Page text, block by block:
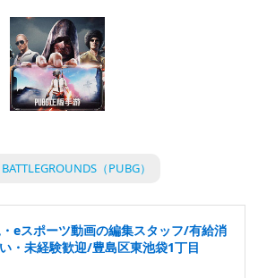
（PUBG）
・eスポーツ動画の編集スタッフ/有給消
・未経験歓迎/豊島区東池袋1丁目